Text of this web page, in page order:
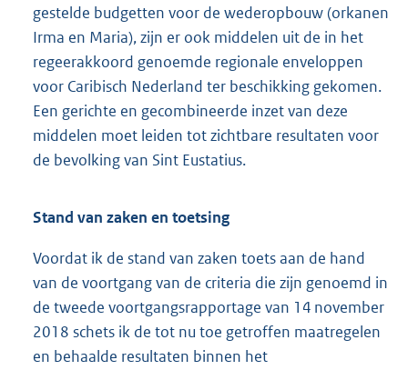
gestelde budgetten voor de wederopbouw (orkanen
Irma en Maria), zijn er ook middelen uit de in het
regeerakkoord genoemde regionale enveloppen
voor Caribisch Nederland ter beschikking gekomen.
Een gerichte en gecombineerde inzet van deze
middelen moet leiden tot zichtbare resultaten voor
de bevolking van Sint Eustatius.
Stand van zaken en toetsing
Voordat ik de stand van zaken toets aan de hand
van de voortgang van de criteria die zijn genoemd in
de tweede voortgangsrapportage van 14 november
2018 schets ik de tot nu toe getroffen maatregelen
en behaalde resultaten binnen het